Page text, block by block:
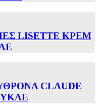
LISETTE ΚΡΕΜ
CLAUDE